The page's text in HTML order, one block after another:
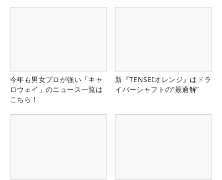
今年も男女プロが強い「キャ
ロウェイ」のニュース一覧は
こちら！
新『TENSEIオレンジ』はドラ
イバーシャフトの“最適解”